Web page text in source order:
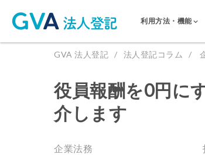
利用方法・機能
GVA 法人登記 法人登記コラム
役員報酬を0円に
介します
企業法務